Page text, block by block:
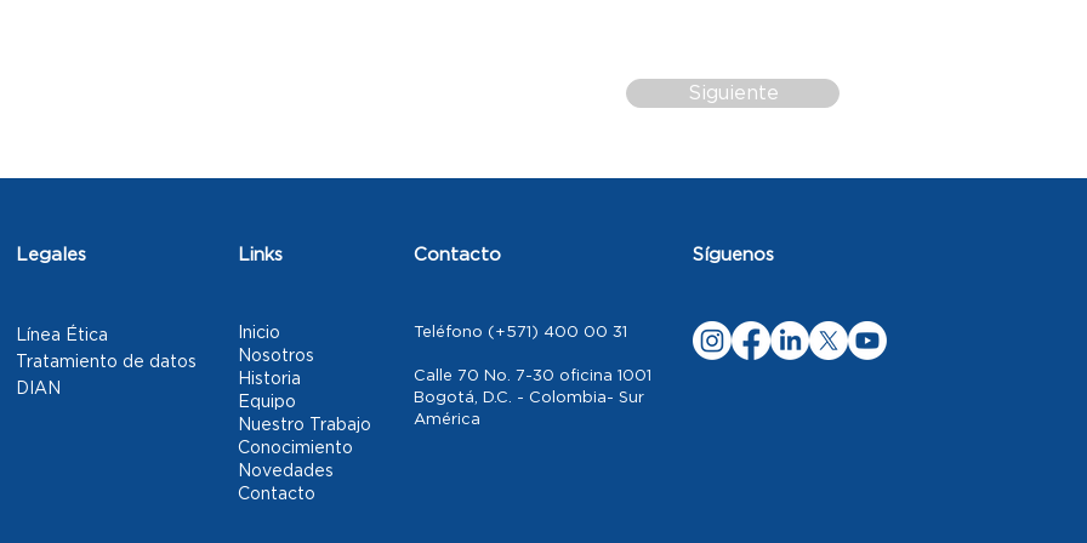
Siguiente
Legales
Línea Ética
Tratamiento de datos
DIAN
Links Contacto Síguenos
Inicio
Nosotros
Historia
Equipo
Nuestro Trabajo
Conocimiento
Novedades
Contacto
Teléfono (+571) 400 00 31
Calle 70 No. 7-30 oficina 1001
Bogotá, D.C. - Colombia- Sur
América